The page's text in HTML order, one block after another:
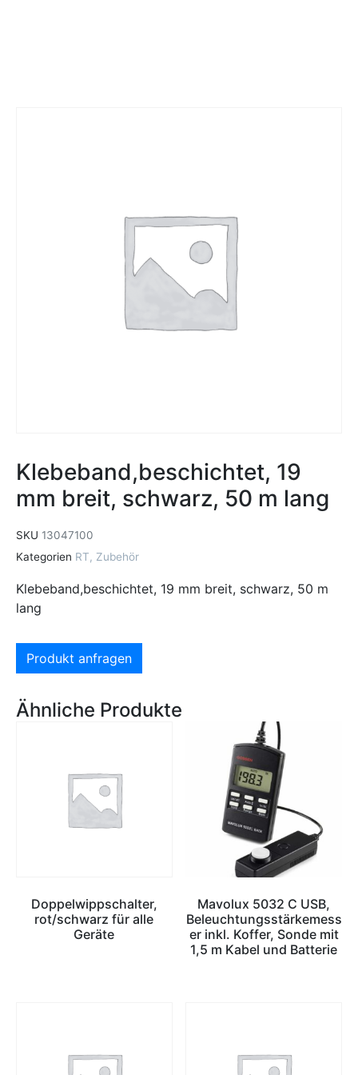
Klebeband,beschichtet, 19
mm breit, schwarz, 50 m lang
SKU 13047100
Kategorien RT, Zubehör
Klebeband,beschichtet, 19 mm breit, schwarz, 50 m
lang
Produkt anfragen
Ähnliche Produkte
Doppelwippschalter,
rot/schwarz für alle
Geräte
Mavolux 5032 C USB,
Beleuchtungsstärkemess
er inkl. Koffer, Sonde mit
1,5 m Kabel und Batterie